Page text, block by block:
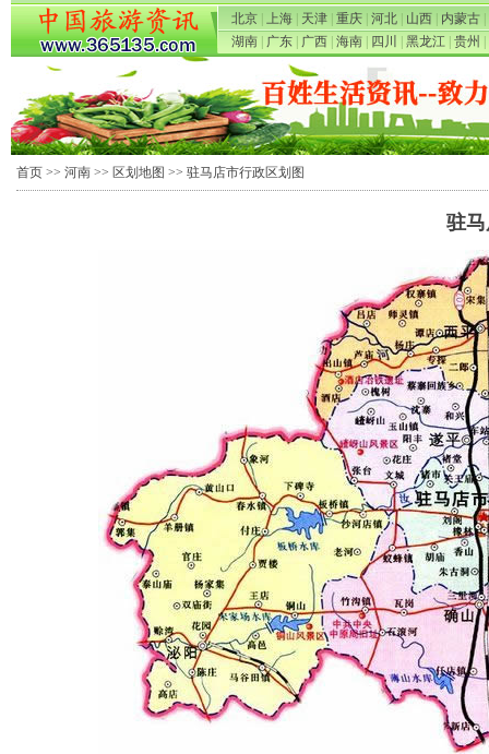
北京 上海 天津 重庆 河北 山西 内蒙古
湖南
广东 广西 海南 四川 黑龙江 贵州
首页 >> 河南 >> 区划地图 >> 驻马店市行政区划图
驻